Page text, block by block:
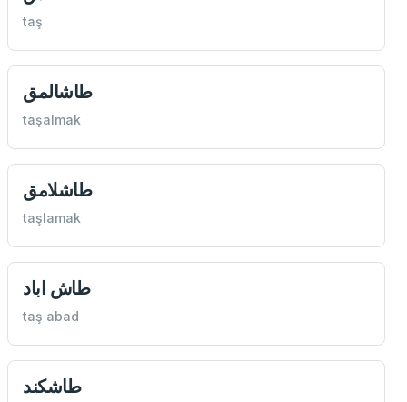
taş
طاشالمق
taşalmak
طاشلامق
taşlamak
طاش اباد
taş abad
طاشكند